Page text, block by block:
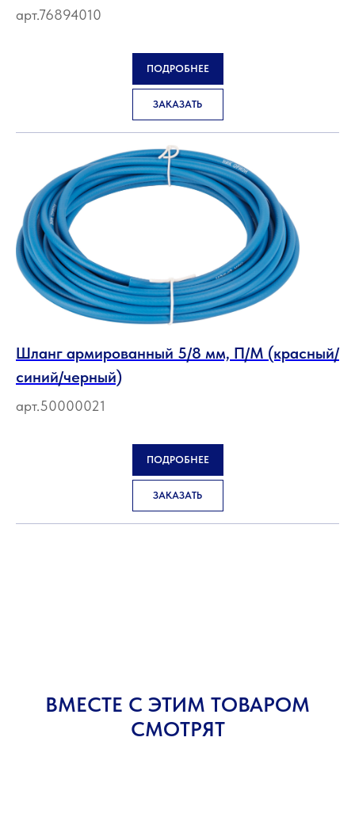
арт.76894010
ПОДРОБНЕЕ
ЗАКАЗАТЬ
Шланг армированный 5/8 мм, П/M (красный/
синий/черный)
арт.50000021
ПОДРОБНЕЕ
ЗАКАЗАТЬ
ВМЕСТЕ С ЭТИМ ТОВАРОМ
СМОТРЯТ